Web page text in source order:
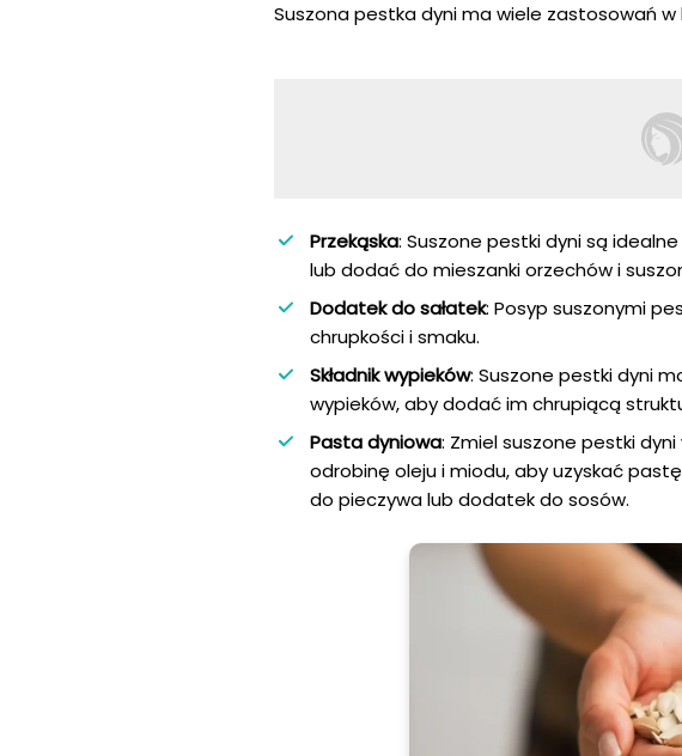
Suszona pestka dyni ma wiele zastosowań w
Przekąska: Suszone pestki dyni są
lub dodać do mieszanki orzechów i
Dodatek do sałatek: Posyp suszonymi
chrupkości i smaku.
Składnik wypieków: Suszone pestki dyni
wypieków, aby dodać im chrupiącą
Pasta dyniowa: Zmiel suszone pestki
odrobinę oleju i miodu, aby uzyskać
do pieczywa lub dodatek do sosów.